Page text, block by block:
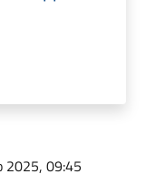
2025, 09:45